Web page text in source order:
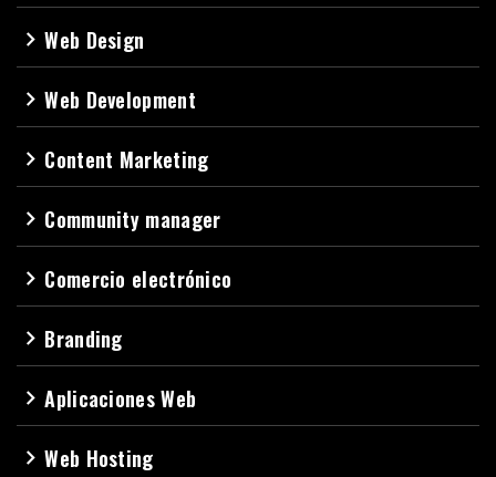
navigate_nextWeb Design
navigate_nextWeb Development
navigate_next Content Marketing
navigate_next Community manager
navigate_next Comercio electrónico
navigate_next Branding
navigate_nextAplicaciones Web
navigate_nextWeb Hosting